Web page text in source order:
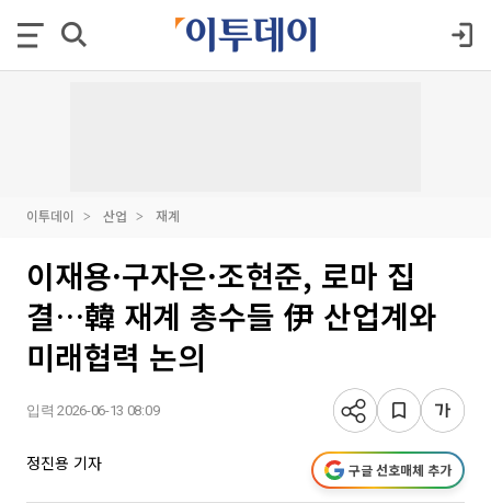
이투데이 산업 재계
이재용·구자은·조현준, 로마 집
결…韓 재계 총수들 伊 산업계와
미래협력 논의
입력 2026-06-13 08:09
정진용 기자 구글 선호매체 추가